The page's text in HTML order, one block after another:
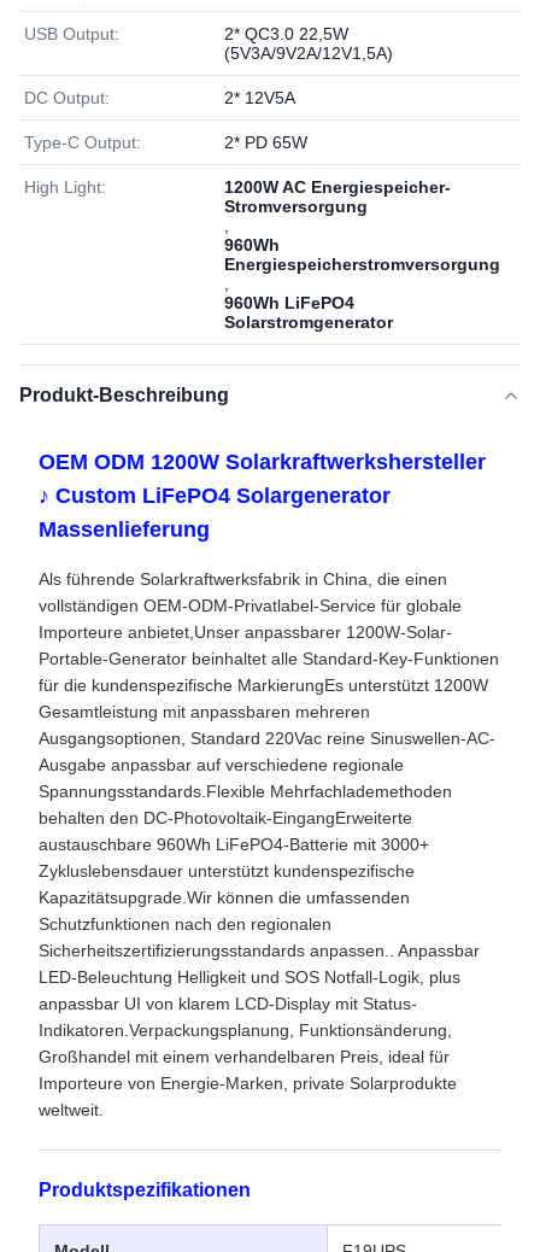
USB Output:
2* QC3.0 22,5W
(5V3A/9V2A/12V1,5A)
DC Output: 2* 12V5A
Type-C Output: 2* PD 65W
High Light:
1200W AC Energiespeicher-
Stromversorgung
960Wh
Energiespeicherstromversorgung
960Wh LiFePO4
Solarstromgenerator
Produkt-Beschreibung
OEM ODM 1200W Solarkraftwerkshersteller
♪ Custom LiFePO4 Solargenerator
Massenlieferung
Als führende Solarkraftwerksfabrik in China, die einen
vollständigen OEM-ODM-Privatlabel-Service für globale
Importeure anbietet,Unser anpassbarer 1200W-Solar-
Portable-Generator beinhaltet alle Standard-Key-Funktionen
für die kundenspezifische MarkierungEs unterstützt 1200W
Gesamtleistung mit anpassbaren mehreren
Ausgangsoptionen, Standard 220Vac reine Sinuswellen-AC-
Ausgabe anpassbar auf verschiedene regionale
Spannungsstandards.Flexible Mehrfachlademethoden
behalten den DC-Photovoltaik-EingangErweiterte
austauschbare 960Wh LiFePO4-Batterie mit 3000+
Zykluslebensdauer unterstützt kundenspezifische
Kapazitätsupgrade.Wir können die umfassenden
Schutzfunktionen nach den regionalen
Sicherheitszertifizierungsstandards anpassen.. Anpassbar
LED-Beleuchtung Helligkeit und SOS Notfall-Logik, plus
anpassbar UI von klarem LCD-Display mit Status-
Indikatoren.Verpackungsplanung, Funktionsänderung,
Großhandel mit einem verhandelbaren Preis, ideal für
Importeure von Energie-Marken, private Solarprodukte
weltweit.
Produktspezifikationen